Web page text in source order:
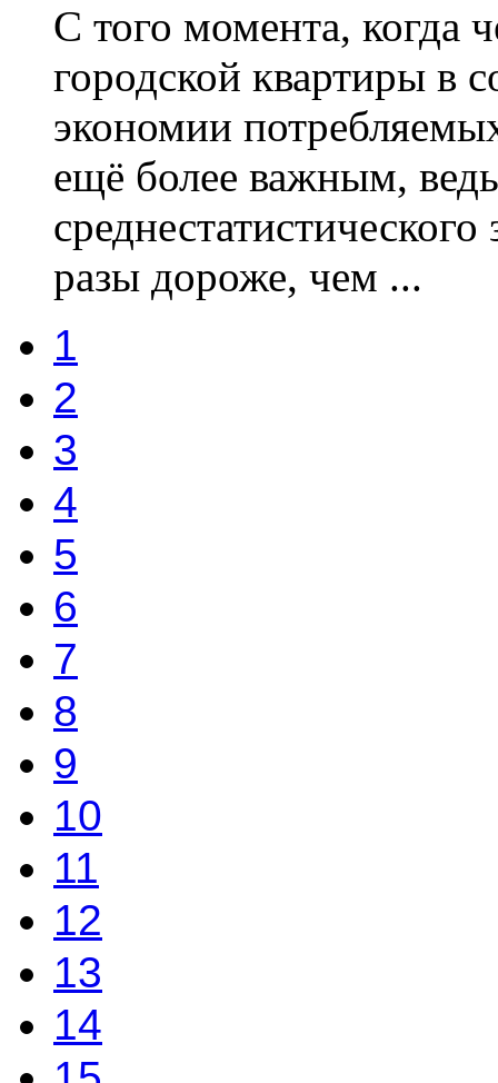
С того момента, когда
городской квартиры в
экономии
ещё более важным,
разы дороже, чем ...
1
2
3
4
5
6
7
8
9
10
11
12
13
14